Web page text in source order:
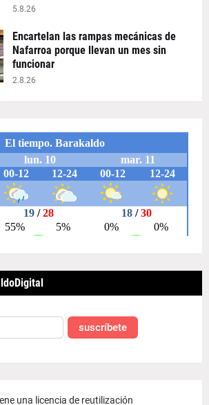
5.8.26
Encartelan las rampas mecánicas de
Nafarroa porque llevan un mes sin
funcionar
2.8.26
suscríbete
una licencia de reutilización